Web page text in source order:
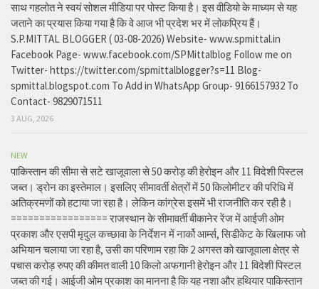
साथ गहलोत ने स्वयं सोशल मीडिया पर पोस्ट किया है। इस वीडियो के माध्यम से यह
जताने का प्रयास किया गया है कि वे आज भी प्रदेश भर में लोकप्रिय हैं।
S.P.MITTAL BLOGGER ( 03-08-2026) Website- www.spmittal.in
Facebook Page- www.facebook.com/SPMittalblog Follow me on
Twitter- https://twitter.com/spmittalblogger?s=11 Blog-
spmittal.blogspot.com To Add in WhatsApp Group- 9166157932 To
Contact- 9829071511
3 AUG, 2026
NEW
पाकिस्तान की सीमा से सटे खाजूवाला से 50 करोड़ की हेरोइन और 11 विदेशी पिस्टल
जब्त। ड्रोन का इस्तेमाल। इसलिए सीमावर्ती क्षेत्रों में 50 किलोमीटर की परिधि में
अतिक्रमणों को हटाया जा रहा है। लेकिन कांग्रेस इसमें भी राजनीति कर रही है।
================= राजस्थान के सीमावर्ती बीकानेर रेंज में आईजी ओम
प्रकाश और एसपी मृदुल कच्छावा के निर्देशन में नार्को आर्म्स, सिडीकेट के खिलाफ जो
अभियान चलाया जा रहा है, उसी का परिणाम रहा कि 2 अगस्त को खाजूवाला क्षेत्र से
पचास करोड़ रुपए की कीमत वाली 10 किलो अफगानी हेरोइन और 11 विदेशी पिस्टल
जब्त की गई। आईजी ओम प्रकाश का मानना है कि यह नशा और हथियार पाकिस्तान